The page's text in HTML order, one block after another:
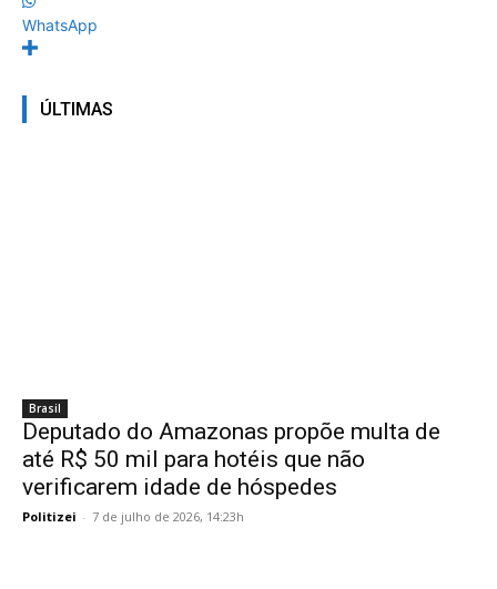
WhatsApp
ÚLTIMAS
Brasil
Deputado do Amazonas propõe multa de
até R$ 50 mil para hotéis que não
verificarem idade de hóspedes
Politizei - 7 de julho de 2026, 14:23h